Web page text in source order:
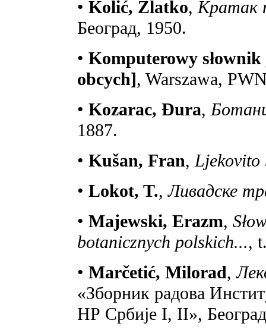
• Kolić, Zlatko,Кратак
Београд, 1950.
• Komputerowy
obcych], Warszawa,
• Kozarac, Đura,
1887.
• Kušan, Fran,Ljekovito
• Lokot, T.,Ливадске
• Majewski, Erazm,
botanicznych polskich...,
• Marčetić, Milorad,
«Зборник радова
НР Србије I, II»,